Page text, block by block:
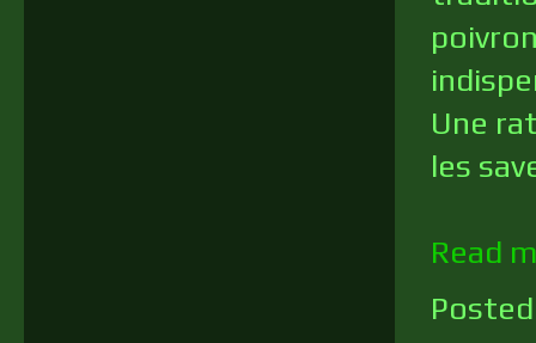
Une
les
Read